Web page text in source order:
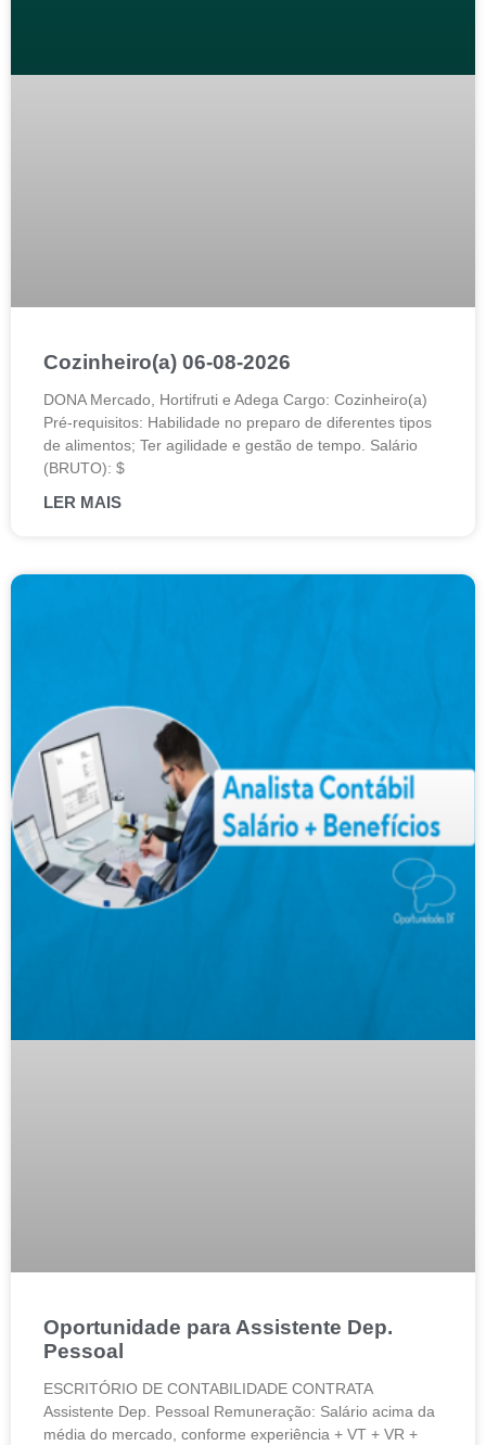
Cozinheiro(a) 06-08-2026
DONA Mercado, Hortifruti e Adega Cargo: Cozinheiro(a)
Pré-requisitos: Habilidade no preparo de diferentes tipos
de alimentos; Ter agilidade e gestão de tempo. Salário
(BRUTO): $
LER MAIS
Oportunidade para Assistente Dep.
Pessoal
ESCRITÓRIO DE CONTABILIDADE CONTRATA
Assistente Dep. Pessoal Remuneração: Salário acima da
média do mercado, conforme experiência + VT + VR +